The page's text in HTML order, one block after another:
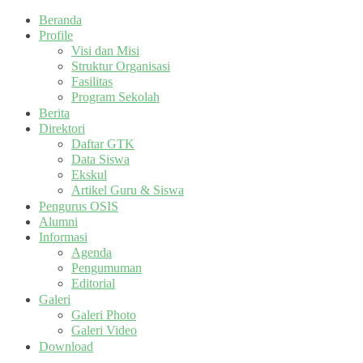
Beranda
Profile
Visi dan Misi
Struktur Organisasi
Fasilitas
Program Sekolah
Berita
Direktori
Daftar GTK
Data Siswa
Ekskul
Artikel Guru & Siswa
Pengurus OSIS
Alumni
Informasi
Agenda
Pengumuman
Editorial
Galeri
Galeri Photo
Galeri Video
Download